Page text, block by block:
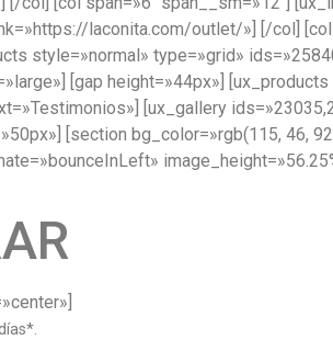
laconita.com/outlet/»] [/col] [col
style=»normal» type=»grid»
[gap height=»44px»]
[ux_gallery
[section bg_color=»rgb(115, 46,